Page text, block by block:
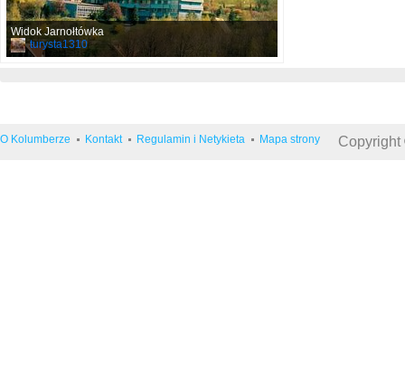
Widok Jarnołtówka
turysta1310
O Kolumberze Kontakt Regulamin i Netykieta Mapa strony